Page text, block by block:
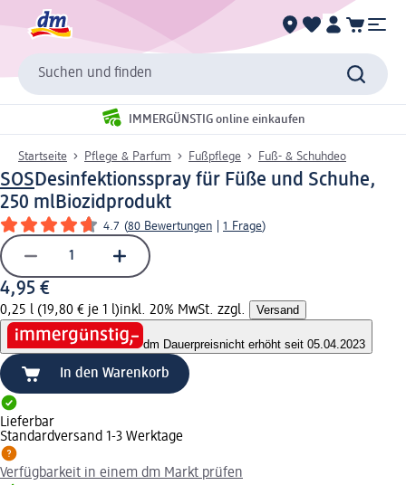
Suchen und finden
IMMERGÜNSTIG online einkaufen
Startseite Pflege & Parfum Fußpflege Fuß- & Schuhdeo
SOSDesinfektionsspray für Füße und Schuhe,
250 mlBiozidprodukt
4.7 (80 Bewertungen 1 Frage)
4,95 €
0,25 l (19,80 € je 1 l)inkl. 20% MwSt. zzgl. Versand
dm Dauerpreisnicht erhöht seit 05.04.2023
In den Warenkorb
Lieferbar
Standardversand 1-3 Werktage
Verfügbarkeit in einem dm Markt prüfen